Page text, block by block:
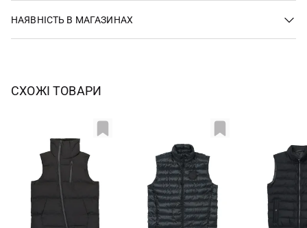
НАЯВНІСТЬ В МАГАЗИНАХ
СХОЖІ ТОВАРИ